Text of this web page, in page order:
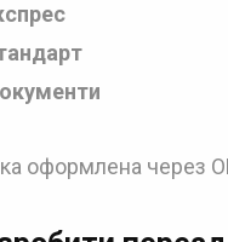
оформлена через